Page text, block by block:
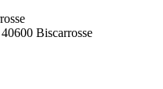
Biscarrosse